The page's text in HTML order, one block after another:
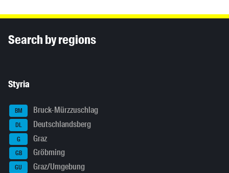
Search by regions
Styria
BM Bruck-Mürzzuschlag
DL Deutschlandsberg
G Graz
GB Gröbming
GU Graz/Umgebung